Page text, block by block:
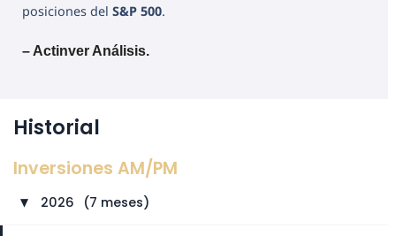
posiciones del S&P 500.
– Actinver Análisis.
Historial
Inversiones AM/PM
► 2026 (7 meses)